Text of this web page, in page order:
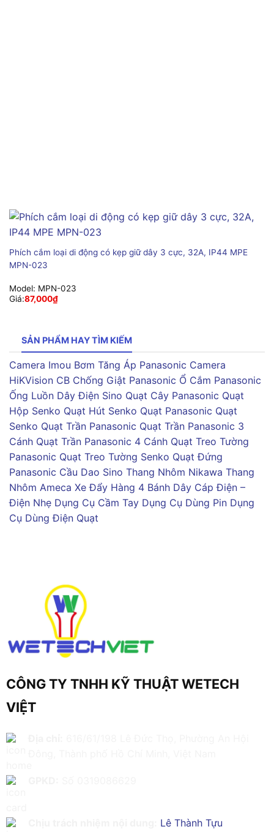
Phích cắm loại di động có kẹp giữ dây 3 cực, 32A, IP44 MPE
MPN-023
Model: MPN-023
Giá:87,000₫
SẢN PHẨM HAY TÌM KIẾM
Camera Imou Bơm Tăng Áp Panasonic Camera
HiKVision CB Chống Giật Panasonic Ổ Cắm Panasonic
Ống Luồn Dây Điện Sino Quạt Cây Panasonic Quạt
Hộp Senko Quạt Hút Senko Quạt Panasonic Quạt
Senko Quạt Trần Panasonic Quạt Trần Panasonic 3
Cánh Quạt Trần Panasonic 4 Cánh Quạt Treo Tường
Panasonic Quạt Treo Tường Senko Quạt Đứng
Panasonic Cầu Dao Sino Thang Nhôm Nikawa Thang
Nhôm Ameca Xe Đẩy Hàng 4 Bánh Dây Cáp Điện –
Điện Nhẹ Dụng Cụ Cầm Tay Dụng Cụ Dùng Pin Dụng
Cụ Dùng Điện Quạt
CÔNG TY TNHH KỸ THUẬT WETECH
VIỆT
Lê Thành Tựu